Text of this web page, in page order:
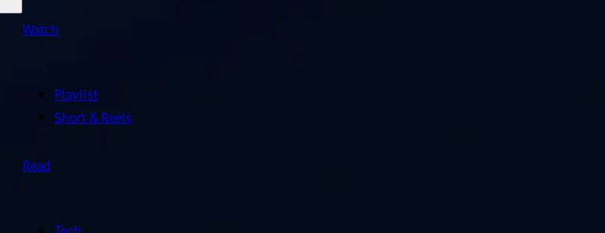
Watch
Playlist
Short & Reels
Read